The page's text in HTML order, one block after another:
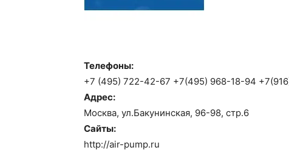
Телефоны:
+7 (495) 722-42-67 +7(495) 968-18-94
Адрес:
Москва, ул.Бакунинская, 96-98, стр.6
Сайты:
http://air-pump.ru